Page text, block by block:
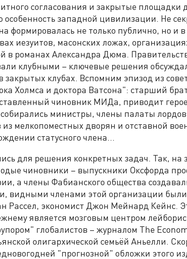
согласования и закрытые площадки
западной цивилизации. Не
формировалась не только публично, но и
иезуитов, масонских ложах,
в романах Александра Дюма.
клубными – ключевые решения
закрытых клубах. Вспомним эпизод из
Холмса и доктора Ватсона": старший
чиновник МИДа, приводит
министры, члены палаты
мелкопоместных дворян и отставной
статусного члена…
для решения конкретных задач. Так, на
чиновники – выпускники Оксфорда
а члены Фабианского общества
видными членами этой организации
Рассел, экономист Джон Мейнард Кейнс.
является мозговым центром
глобалистов – журналом The
олигархической семьёй Аньелли.
"прогнозной" обложки этого